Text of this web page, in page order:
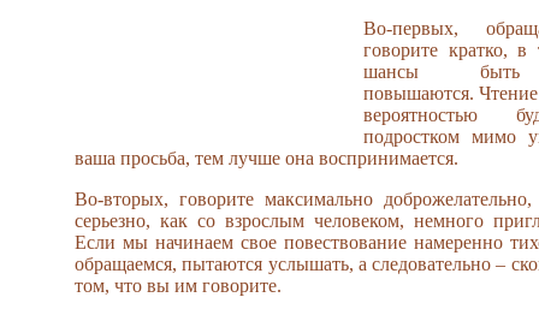
Во-первых,
говорите кратко,
шансы быть
повышаются.
вероятностью
подростком мимо
ваша просьба, тем лучше она воспринимается.
Во-вторых, говорите максимально
серьезно, как со взрослым человеком, немного
Если мы начинаем свое повествование намеренно
обращаемся, пытаются услышать, а следовательно –
том, что вы им говорите.